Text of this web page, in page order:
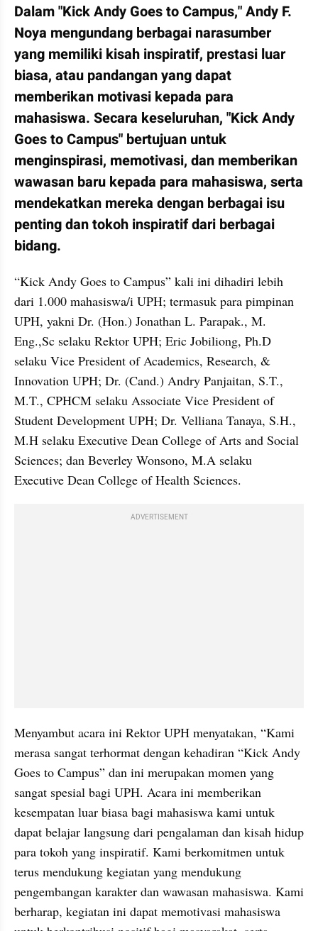
Dalam "Kick Andy Goes to Campus," Andy F.
Noya mengundang berbagai narasumber
yang memiliki kisah inspiratif, prestasi luar
biasa, atau pandangan yang dapat
memberikan motivasi kepada para
mahasiswa. Secara keseluruhan, "Kick Andy
Goes to Campus" bertujuan untuk
menginspirasi, memotivasi, dan memberikan
wawasan baru kepada para mahasiswa, serta
mendekatkan mereka dengan berbagai isu
penting dan tokoh inspiratif dari berbagai
bidang.
“Kick Andy Goes to Campus” kali ini dihadiri lebih
dari 1.000 mahasiswa/i UPH; termasuk para pimpinan
UPH, yakni Dr. (Hon.) Jonathan L. Parapak., M.
Eng.,Sc selaku Rektor UPH; Eric Jobiliong, Ph.D
selaku Vice President of Academics, Research, &
Innovation UPH; Dr. (Cand.) Andry Panjaitan, S.T.,
M.T., CPHCM selaku Associate Vice President of
Student Development UPH; Dr. Velliana Tanaya, S.H.,
M.H selaku Executive Dean College of Arts and Social
Sciences; dan Beverley Wonsono, M.A selaku
Executive Dean College of Health Sciences.
ADVERTISEMENT
Menyambut acara ini Rektor UPH menyatakan, “Kami
merasa sangat terhormat dengan kehadiran “Kick Andy
Goes to Campus” dan ini merupakan momen yang
sangat spesial bagi UPH. Acara ini memberikan
kesempatan luar biasa bagi mahasiswa kami untuk
dapat belajar langsung dari pengalaman dan kisah hidup
para tokoh yang inspiratif. Kami berkomitmen untuk
terus mendukung kegiatan yang mendukung
pengembangan karakter dan wawasan mahasiswa. Kami
berharap, kegiatan ini dapat memotivasi mahasiswa